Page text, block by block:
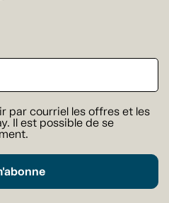
par courriel les offres et les
Il est possible de se